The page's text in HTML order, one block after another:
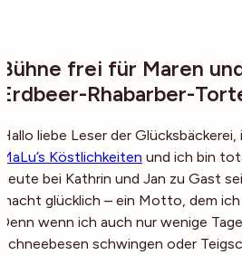
Bühne frei für Maren
Erdbeer-Rhabarber-
Hallo liebe Leser der
MaLu’s Köstlichkeiten und ich bin
heute bei Kathrin und Jan zu Gast
macht glücklich – ein Motto, dem
Denn wenn ich auch nur wenige
Schneebesen schwingen oder